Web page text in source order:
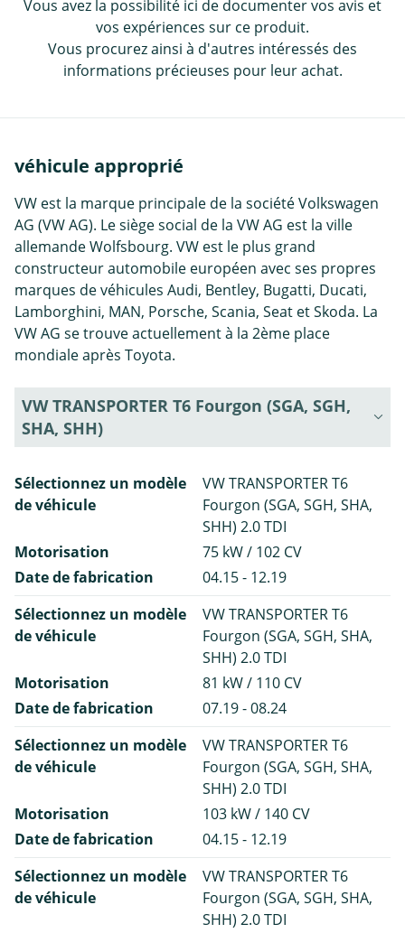
Vous avez la possibilité ici de documenter vos avis et
vos expériences sur ce produit.
Vous procurez ainsi à d'autres intéressés des
informations précieuses pour leur achat.
véhicule approprié
VW est la marque principale de la société Volkswagen
AG (VW AG). Le siège social de la VW AG est la ville
allemande Wolfsbourg. VW est le plus grand
constructeur automobile européen avec ses propres
marques de véhicules Audi, Bentley, Bugatti, Ducati,
Lamborghini, MAN, Porsche, Scania, Seat et Skoda. La
VW AG se trouve actuellement à la 2ème place
mondiale après Toyota.
VW TRANSPORTER T6 Fourgon (SGA, SGH,
SHA, SHH)
Sélectionnez un modèle
de véhicule
VW TRANSPORTER T6
Fourgon (SGA, SGH, SHA,
SHH) 2.0 TDI
Motorisation
75 kW / 102 CV
Date de fabrication
04.15 - 12.19
Sélectionnez un modèle
de véhicule
VW TRANSPORTER T6
Fourgon (SGA, SGH, SHA,
SHH) 2.0 TDI
Motorisation
81 kW / 110 CV
Date de fabrication
07.19 - 08.24
Sélectionnez un modèle
de véhicule
VW TRANSPORTER T6
Fourgon (SGA, SGH, SHA,
SHH) 2.0 TDI
Motorisation
103 kW / 140 CV
Date de fabrication
04.15 - 12.19
Sélectionnez un modèle
de véhicule
VW TRANSPORTER T6
Fourgon (SGA, SGH, SHA,
SHH) 2.0 TDI